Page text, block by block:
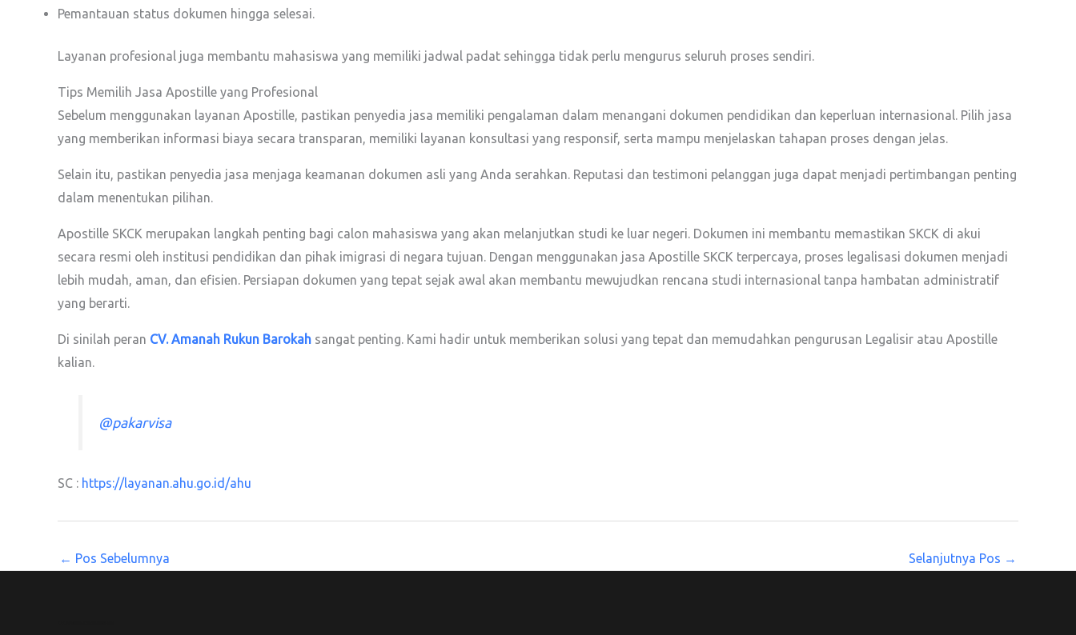
Pemantauan status dokumen hingga selesai.
Layanan profesional juga membantu mahasiswa yang memiliki jadwal padat sehingga tidak perlu mengurus seluruh proses sendiri.
Tips Memilih Jasa Apostille yang Profesional
Sebelum menggunakan layanan Apostille, pastikan penyedia jasa memiliki pengalaman dalam menangani dokumen pendidikan dan keperluan internasional. Pilih jasa
yang memberikan informasi biaya secara transparan, memiliki layanan konsultasi yang responsif, serta mampu menjelaskan tahapan proses dengan jelas.
Selain itu, pastikan penyedia jasa menjaga keamanan dokumen asli yang Anda serahkan. Reputasi dan testimoni pelanggan juga dapat menjadi pertimbangan penting
dalam menentukan pilihan.
Apostille SKCK merupakan langkah penting bagi calon mahasiswa yang akan melanjutkan studi ke luar negeri. Dokumen ini membantu memastikan SKCK di akui
secara resmi oleh institusi pendidikan dan pihak imigrasi di negara tujuan. Dengan menggunakan jasa Apostille SKCK terpercaya, proses legalisasi dokumen menjadi
lebih mudah, aman, dan efisien. Persiapan dokumen yang tepat sejak awal akan membantu mewujudkan rencana studi internasional tanpa hambatan administratif
yang berarti.
Di sinilah peran CV. Amanah Rukun Barokah sangat penting. Kami hadir untuk memberikan solusi yang tepat dan memudahkan pengurusan Legalisir atau Apostille
kalian.
@pakarvisa
SC : https://layanan.ahu.go.id/ahu
← Pos Sebelumnya Selanjutnya Pos →